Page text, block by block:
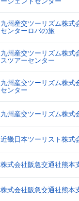
九州産交ツーリズム株
センターロバの旅
九州産交ツーリズム株
スツアーセンター
九州産交ツーリズム株
センター
九州産交ツーリズム株
近畿日本ツーリスト株
株式会社阪急交通社熊本
株式会社阪急交通社熊本